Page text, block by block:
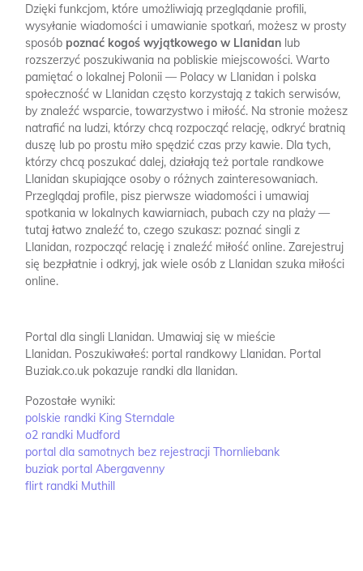
Dzięki funkcjom, które umożliwiają przeglądanie profili,
wysyłanie wiadomości i umawianie spotkań, możesz w prosty
sposób poznać kogoś wyjątkowego w Llanidan lub
rozszerzyć poszukiwania na pobliskie miejscowości. Warto
pamiętać o lokalnej Polonii — Polacy w Llanidan i polska
społeczność w Llanidan często korzystają z takich serwisów,
by znaleźć wsparcie, towarzystwo i miłość. Na stronie możesz
natrafić na ludzi, którzy chcą rozpocząć relację, odkryć bratnią
duszę lub po prostu miło spędzić czas przy kawie. Dla tych,
którzy chcą poszukać dalej, działają też portale randkowe
Llanidan skupiające osoby o różnych zainteresowaniach.
Przeglądaj profile, pisz pierwsze wiadomości i umawiaj
spotkania w lokalnych kawiarniach, pubach czy na plaży —
tutaj łatwo znaleźć to, czego szukasz: poznać singli z
Llanidan, rozpocząć relację i znaleźć miłość online. Zarejestruj
się bezpłatnie i odkryj, jak wiele osób z Llanidan szuka miłości
online.
Portal dla singli Llanidan. Umawiaj się w mieście
Llanidan. Poszukiwałeś: portal randkowy Llanidan. Portal
Buziak.co.uk pokazuje randki dla llanidan.
Pozostałe wyniki:
polskie randki King Sterndale
o2 randki Mudford
portal dla samotnych bez rejestracji Thornliebank
buziak portal Abergavenny
flirt randki Muthill